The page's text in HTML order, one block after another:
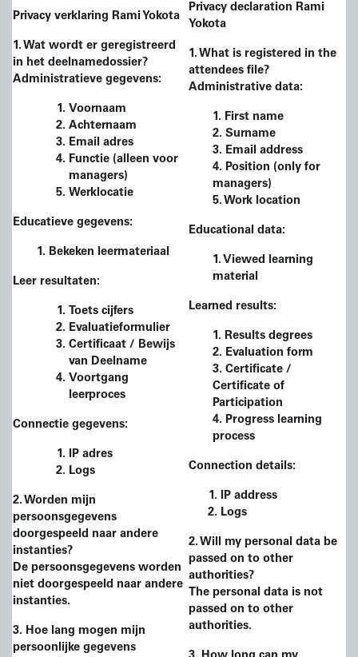
Privacy verklaring Rami Yokota
1. Wat wordt er geregistreerd
in het deelnamedossier?
Administratieve gegevens:
Voornaam
Achternaam
Email adres
Functie (alleen voor
managers)
Werklocatie
Educatieve gegevens:
1. Bekeken leermateriaal
Leer resultaten:
Toets cijfers
Evaluatieformulier
Certificaat / Bewijs
van Deelname
Voortgang
leerproces
Connectie gegevens:
IP adres
Logs
2. Worden mijn
persoonsgegevens
doorgespeeld naar andere
instanties?
De persoonsgegevens worden
niet doorgespeeld naar andere
instanties.
3. Hoe lang mogen mijn
persoonlijke gegevens
Privacy declaration Rami
Yokota
1. What is registered in the
attendees file?
Administrative data:
1. First name
2. Surname
3. Email address
4. Position (only for
managers)
5. Work location
Educational data:
1. Viewed learning
material
Learned results:
1. Results degrees
2. Evaluation form
3. Certificate /
Certificate of
Participation
4. Progress learning
process
Connection details:
IP address
Logs
2. Will my personal data be
passed on to other
authorities?
The personal data is not
passed on to other
authorities.